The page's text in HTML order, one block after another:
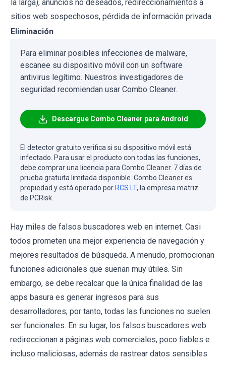
la larga), anuncios no deseados, redireccionamientos a
sitios web sospechosos, pérdida de información privada
Eliminación
Para eliminar posibles infecciones de malware,
escanee su dispositivo móvil con un software
antivirus legítimo. Nuestros investigadores de
seguridad recomiendan usar Combo Cleaner.
Descargue Combo Cleaner para Android
El detector gratuito verifica si su dispositivo móvil está
infectado. Para usar el producto con todas las funciones,
debe comprar una licencia para Combo Cleaner. 7 días de
prueba gratuita limitada disponible. Combo Cleaner es
propiedad y está operado por RCS LT, la empresa matriz
de PCRisk.
Hay miles de falsos buscadores web en internet. Casi
todos prometen una mejor experiencia de navegación y
mejores resultados de búsqueda. A menudo, promocionan
funciones adicionales que suenan muy útiles. Sin
embargo, se debe recalcar que la única finalidad de las
apps basura es generar ingresos para sus
desarrolladores; por tanto, todas las funciones no suelen
ser funcionales. En su lugar, los falsos buscadores web
redireccionan a páginas web comerciales, poco fiables e
incluso maliciosas, además de rastrear datos sensibles.